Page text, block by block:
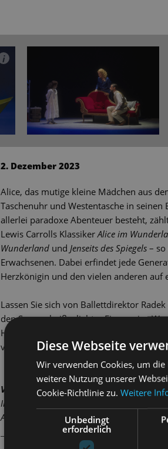
i
2. Dezember 2023
Alice, das mutige kleine Mädchen aus
Taschenuhr und Westentasche in
allerlei paradoxe Abenteuer besteht,
Lewis Carrolls KlassikerAlice im
Wunderland und Jenseits des Spiegels –
Erwachsenen. Dabei erfindet jede
Herzkönigin und den vielen anderen auf
Lassen Sie sich von Ballettdirektor
den Spuren heißgeliebter Figuren ins
Helbig: Sinnlich kraftvolle Akkordfolgen
vorwärtsdrängende Rhythmen treiben
Vielen Dank!
In der Spielzeit 2025/2026 sponsert der
Alice. Wir bedanken uns herzlich für die
Diese Webseite
Wir verwenden Cookies, um
weitere Nutzung unserer
Cookie-Richtlinie zu. Weitere
Unbedingt
erforderlich